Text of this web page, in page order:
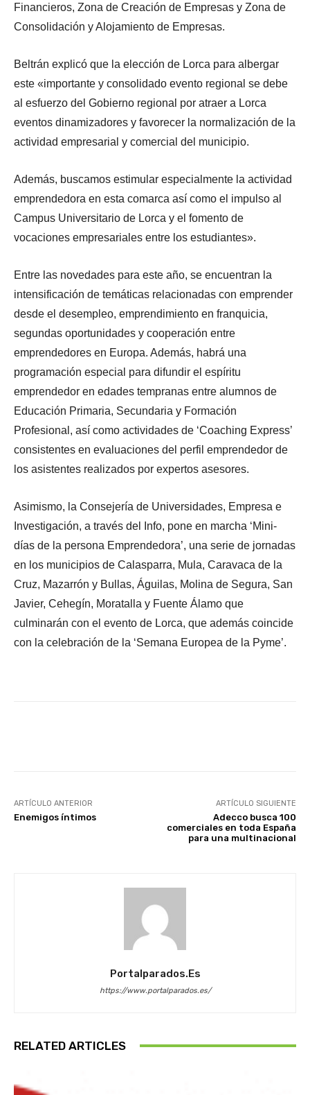
Financieros, Zona de Creación de Empresas y Zona de
Consolidación y Alojamiento de Empresas.
Beltrán explicó que la elección de Lorca para albergar
este «importante y consolidado evento regional se debe
al esfuerzo del Gobierno regional por atraer a Lorca
eventos dinamizadores y favorecer la normalización de la
actividad empresarial y comercial del municipio.
Además, buscamos estimular especialmente la actividad
emprendedora en esta comarca así como el impulso al
Campus Universitario de Lorca y el fomento de
vocaciones empresariales entre los estudiantes».
Entre las novedades para este año, se encuentran la
intensificación de temáticas relacionadas con emprender
desde el desempleo, emprendimiento en franquicia,
segundas oportunidades y cooperación entre
emprendedores en Europa. Además, habrá una
programación especial para difundir el espíritu
emprendedor en edades tempranas entre alumnos de
Educación Primaria, Secundaria y Formación
Profesional, así como actividades de ‘Coaching Express’
consistentes en evaluaciones del perfil emprendedor de
los asistentes realizados por expertos asesores.
Asimismo, la Consejería de Universidades, Empresa e
Investigación, a través del Info, pone en marcha ‘Mini-
días de la persona Emprendedora’, una serie de jornadas
en los municipios de Calasparra, Mula, Caravaca de la
Cruz, Mazarrón y Bullas, Águilas, Molina de Segura, San
Javier, Cehegín, Moratalla y Fuente Álamo que
culminarán con el evento de Lorca, que además coincide
con la celebración de la ‘Semana Europea de la Pyme’.
ARTÍCULO ANTERIOR
Enemigos íntimos
ARTÍCULO SIGUIENTE
Adecco busca 100
comerciales en toda España
para una multinacional
Portalparados.es
https://www.portalparados.es/
RELATED ARTICLES